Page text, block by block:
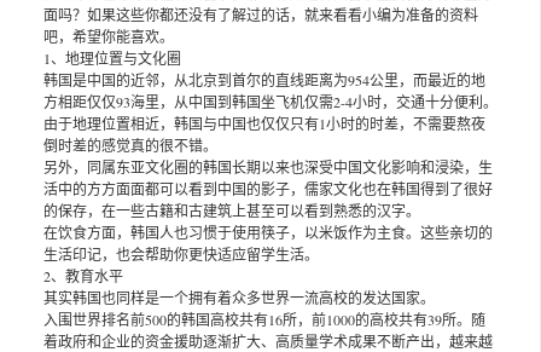
面吗？如果这些你都还没有了解过的话，就来看看小编为准备的资料
吧，希望你能喜欢。
1、地理位置与文化圈
韩国是中国的近邻，从北京到首尔的直线距离为954公里，而最近的地
方相距仅仅93海里，从中国到韩国坐飞机仅需2-4小时，交通十分便利。
由于地理位置相近，韩国与中国也仅仅只有1小时的时差，不需要熬夜
倒时差的感觉真的很不错。
另外，同属东亚文化圈的韩国长期以来也深受中国文化影响和浸染，生
活中的方方面面都可以看到中国的影子，儒家文化也在韩国得到了很好
的保存，在一些古籍和古建筑上甚至可以看到熟悉的汉字。
在饮食方面，韩国人也习惯于使用筷子，以米饭作为主食。这些亲切的
生活印记，也会帮助你更快适应留学生活。
2、教育水平
其实韩国也同样是一个拥有着众多世界一流高校的发达国家。
入围世界排名前500的韩国高校共有16所，前1000的高校共有39所。随
着政府和企业的资金援助逐渐扩大、高质量学术成果不断产出，越来越